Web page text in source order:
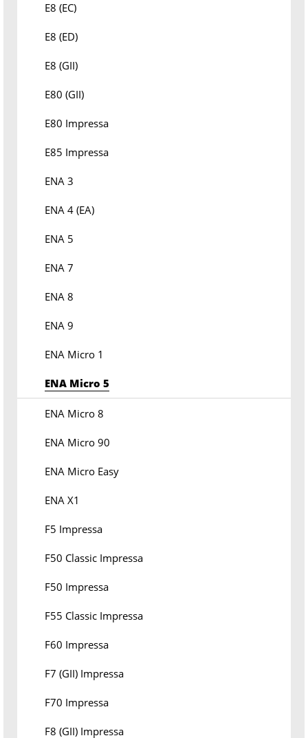
E8 (EC)
E8 (ED)
E8 (GII)
E80 (GII)
E80 Impressa
E85 Impressa
ENA 3
ENA 4 (EA)
ENA 5
ENA 7
ENA 8
ENA 9
ENA Micro 1
ENA Micro 5
ENA Micro 8
ENA Micro 90
ENA Micro Easy
ENA X1
F5 Impressa
F50 Classic Impressa
F50 Impressa
F55 Classic Impressa
F60 Impressa
F7 (GII) Impressa
F70 Impressa
F8 (GII) Impressa